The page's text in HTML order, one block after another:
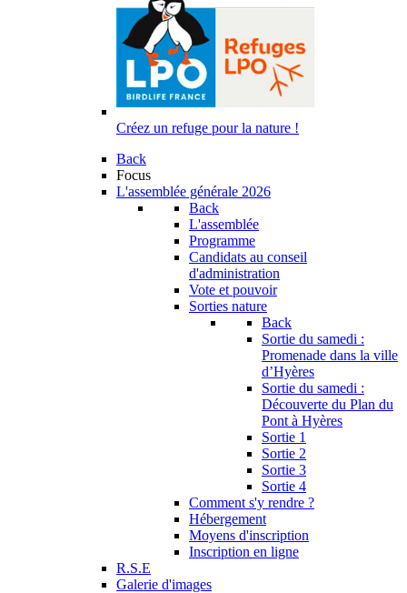
Créez un refuge pour la nature !
Back
Focus
L'assemblée générale 2026
Back
L'assemblée
Programme
Candidats au conseil
d'administration
Vote et pouvoir
Sorties nature
Back
Sortie du samedi :
Promenade dans la ville
d’Hyères
Sortie du samedi :
Découverte du Plan du
Pont à Hyères
Sortie 1
Sortie 2
Sortie 3
Sortie 4
Comment s'y rendre ?
Hébergement
Moyens d'inscription
Inscription en ligne
R.S.E
Galerie d'images